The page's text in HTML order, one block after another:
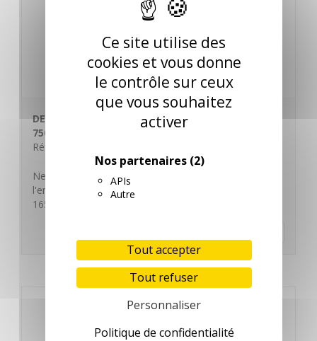
Ce site utilise des
cookies et vous donne
le contrôle sur ceux
que vous souhaitez
activer
Nos partenaires (2)
APIs
Autre
Tout accepter
Tout refuser
Personnaliser
Politique de confidentialité
DETERGENT DEGRAISSANT DESINFECTANT VAPO
750ml
Réf. 130913 / FEC750U
Nettoie et désinfecte en une seule opération. Prêt à
l'emploi. pH H13 Bactéricide EN 1276, Fongicide EN
1650.…